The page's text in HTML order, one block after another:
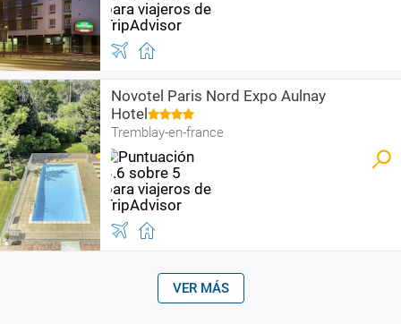
Novotel Paris Nord Expo Aulnay
Hotel
Tremblay-en-france
VER MÁS